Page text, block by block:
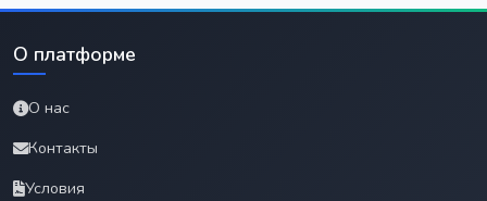
О платформе
О нас
Контакты
Условия